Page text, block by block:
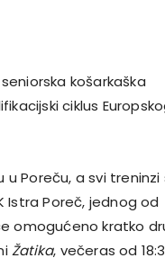
košarkaška
ciklus
u Poreču, a svi treninzi
Istra Poreč, jednog od
omogućeno kratko
Žatika, večeras od